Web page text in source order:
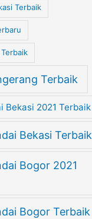
Terbaik
Terbaik
Bekasi 2021 Terbaik
Bekasi Terbaik
Bogor 2021
Bogor Terbaik